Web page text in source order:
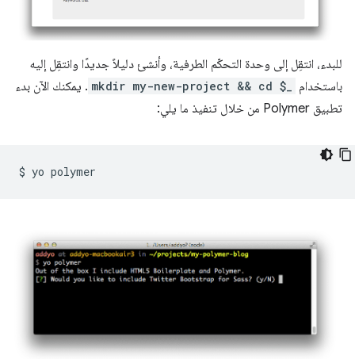
للبدء، انتقِل إلى وحدة التحكّم الطرفية، وأنشئ دليلاً جديدًا وانتقِل إليه
باستخدام
mkdir my-new-project && cd $_ . يمكنك الآن بدء
تطبيق Polymer من خلال تنفيذ ما يلي:
$ yo